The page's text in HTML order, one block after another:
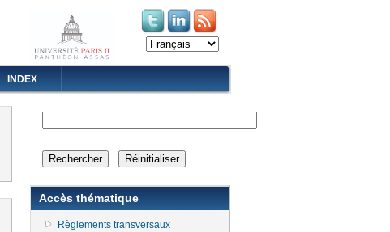
(le lien est externe)
(le lien est externe)
INDEX
Accès thématique
Règlements transversaux